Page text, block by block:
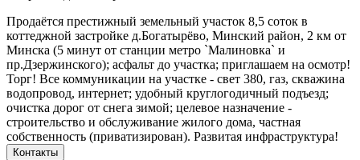
Продаётся престижный земельный участок 8,5 соток в
коттеджной застройке д.Богатырёво, Минский район, 2 км от
Минска (5 минут от станции метро `Малиновка` и
пр.Дзержинского); асфальт до участка; приглашаем на осмотр!
Торг! Все коммуникации на участке - свет 380, газ, скважина
водопровод, интернет; удобный круглогодичный подъезд;
очистка дорог от снега зимой; целевое назначение -
строительство и обслуживание жилого дома, частная
собственность (приватизирован). Развитая инфраструктура!
Контакты